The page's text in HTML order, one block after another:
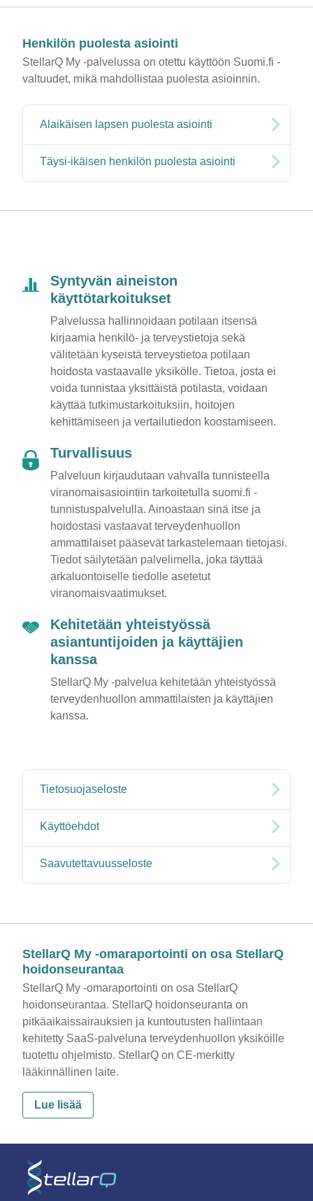
Henkilön puolesta asiointi
StellarQ My -palvelussa on otettu käyttöön Suomi.fi -
valtuudet, mikä mahdollistaa puolesta asioinnin.
Alaikäisen lapsen puolesta asiointi
Täysi-ikäisen henkilön puolesta asiointi
Syntyvän aineiston
käyttötarkoitukset
Palvelussa hallinnoidaan potilaan itsensä
kirjaamia henkilö- ja terveystietoja sekä
välitetään kyseistä terveystietoa potilaan
hoidosta vastaavalle yksikölle. Tietoa, josta ei
voida tunnistaa yksittäistä potilasta, voidaan
käyttää tutkimustarkoituksiin, hoitojen
kehittämiseen ja vertailutiedon koostamiseen.
Turvallisuus
Palveluun kirjaudutaan vahvalla tunnisteella
viranomaisasiointiin tarkoitetulla suomi.fi -
tunnistuspalvelulla. Ainoastaan sinä itse ja
hoidostasi vastaavat terveydenhuollon
ammattilaiset pääsevät tarkastelemaan tietojasi.
Tiedot säilytetään palvelimella, joka täyttää
arkaluontoiselle tiedolle asetetut
viranomaisvaatimukset.
Kehitetään yhteistyössä
asiantuntijoiden ja käyttäjien
kanssa
StellarQ My -palvelua kehitetään yhteistyössä
terveydenhuollon ammattilaisten ja käyttäjien
kanssa.
Tietosuojaseloste
Käyttöehdot
Saavutettavuusseloste
StellarQ My -omaraportointi on osa StellarQ
hoidonseurantaa
StellarQ My -omaraportointi on osa StellarQ
hoidonseurantaa. StellarQ hoidonseuranta on
pitkäaikaissairauksien ja kuntoutusten hallintaan
kehitetty SaaS-palveluna terveydenhuollon yksiköille
tuotettu ohjelmisto. StellarQ on CE-merkitty
lääkinnällinen laite.
Lue lisää